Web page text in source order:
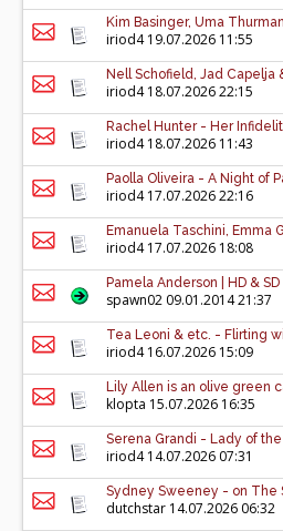
Kim Basinger, Uma
iriod419.07.2026 11:55
Nell Schofield, Jad Capelja
iriod418.07.2026 22:15
Rachel Hunter - Her
iriod418.07.2026 11:43
Paolla Oliveira - A Night of
iriod417.07.2026 22:16
Emanuela Taschini, Emma
iriod417.07.2026 18:08
Pamela Anderson | HD &
spawn02 09.01.2014 21:37
Tea Leoni & etc. - Flirting
iriod416.07.2026 15:09
Lily Allen is an olive green
klopta 15.07.2026 16:35
Serena Grandi - Lady of the
iriod414.07.2026 07:31
Sydney Sweeney - on The
dutchstar 14.07.2026 06:32